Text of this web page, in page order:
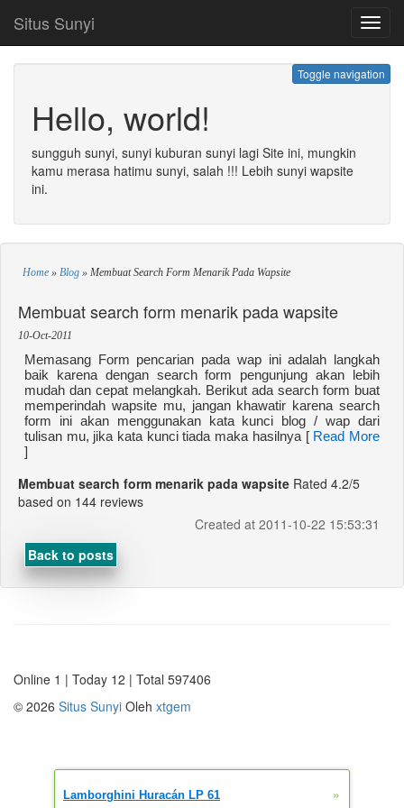
Situs Sunyi
Toggle navigation
Hello, world!
sungguh sunyi, sunyi kuburan sunyi lagi Site ini, mungkin
kamu merasa hatimu sunyi, salah !!! Lebih sunyi wapsite
ini.
Home » Blog » Membuat Search Form Menarik Pada Wapsite
Membuat search form menarik pada wapsite
10-Oct-2011
Memasang Form pencarian pada wap ini adalah langkah
baik karena dengan search form pengunjung akan lebih
mudah dan cepat melangkah. Berikut ada search form buat
memperindah wapsite mu, jangan khawatir karena search
form ini akan menggunakan kata kunci blog / wap dari
tulisan mu, jika kata kunci tiada maka hasilnya [ Read More
]
Membuat search form menarik pada wapsite Rated 4.2/5
based on 144 reviews
Created at 2011-10-22 15:53:31
Back to posts
Online 1 | Today 12 | Total 597406
© 2026 Situs Sunyi Oleh xtgem
Lamborghini Huracán LP 61 »